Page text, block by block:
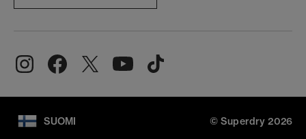
SUOMI © Superdry 2026